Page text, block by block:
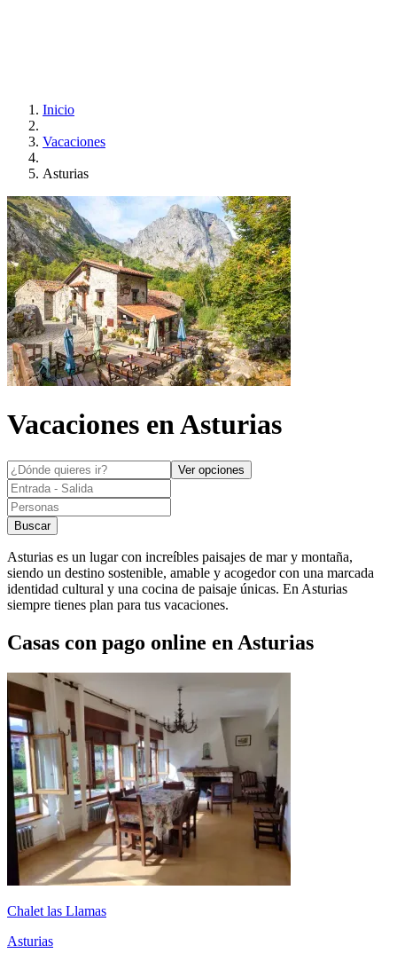
Inicio
Vacaciones
Asturias
Vacaciones enAsturias
Ver opciones
Buscar
Asturias es un lugar con increíbles paisajes de mar y montaña,
siendo un destino sostenible, amable y acogedor con una marcada
identidad cultural y una cocina de paisaje únicas. En Asturias
siempre tienes plan para tus vacaciones.
Casas con pago online en Asturias
Chalet las Llamas
Asturias